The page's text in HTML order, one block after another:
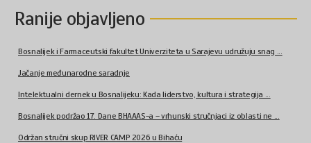
Ranije objavljeno
Bosnalijek i Farmaceutski fakultet Univerziteta u Sarajevu udružuju snag ...
Jačanje međunarodne saradnje
Intelektualni dernek u Bosnalijeku: Kada liderstvo, kultura i strategija ...
Bosnalijek podržao 17. Dane BHAAAS-a – vrhunski stručnjaci iz oblasti ne ...
Održan stručni skup RIVER CAMP 2026 u Bihaću